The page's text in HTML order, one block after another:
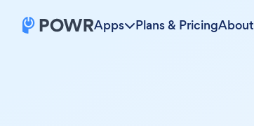
Apps Plans & PricingAbout